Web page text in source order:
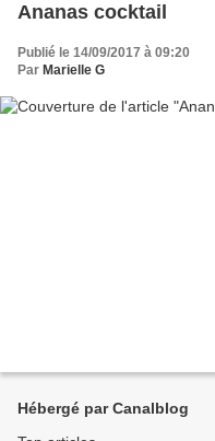
Ananas cocktail
Publié le 14/09/2017 à 09:20
Par Marielle G
Hébergé par Canalblog